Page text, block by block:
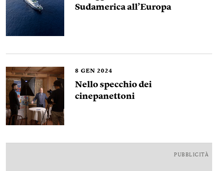
Sudamerica all’Europa
8 GEN 2024
Nello specchio dei
cinepanettoni
PUBBLICITÀ